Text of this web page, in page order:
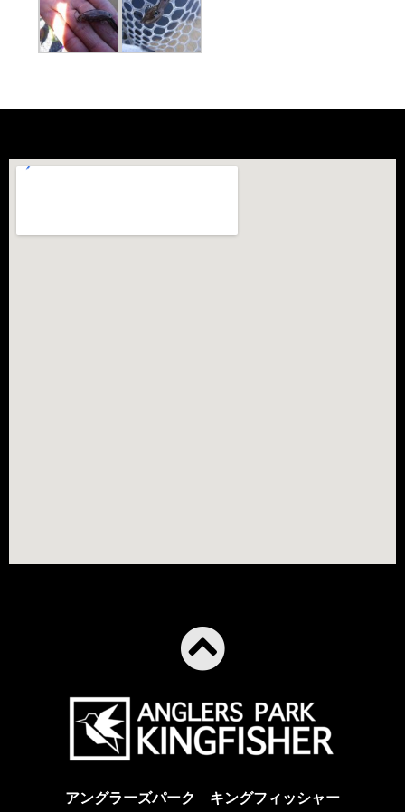
アングラーズパーク キングフィッシャー